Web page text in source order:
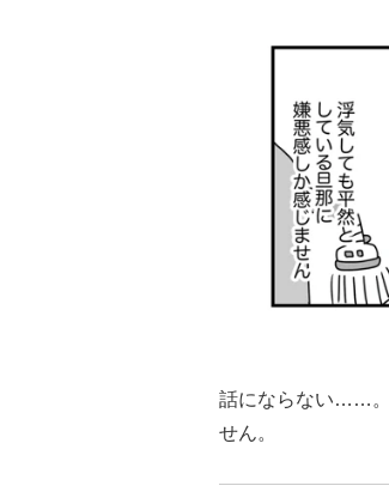
話にならない……。
せん。